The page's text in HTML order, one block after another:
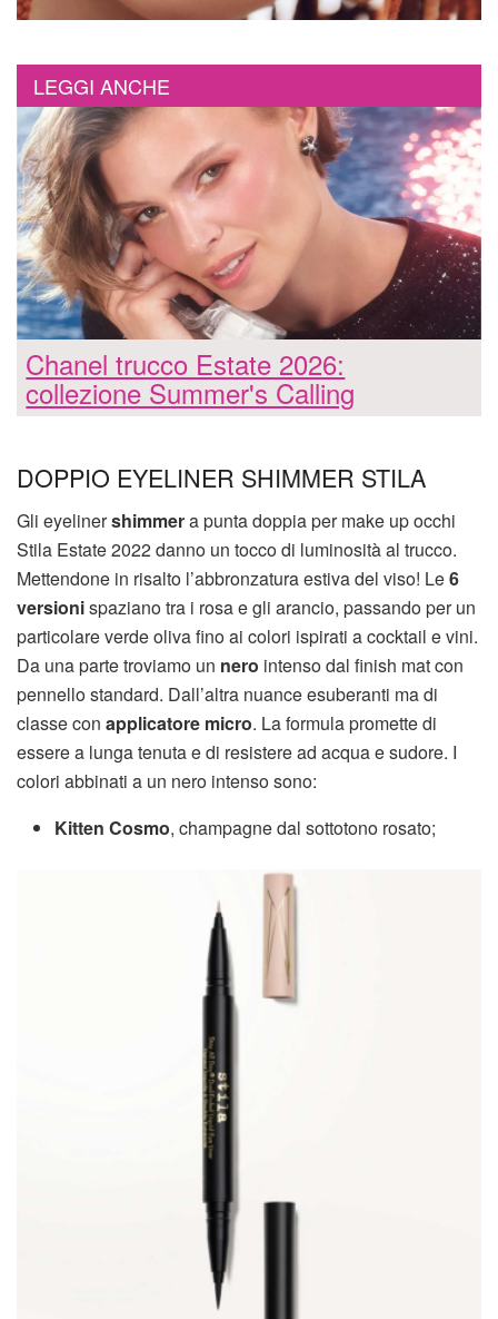
LEGGI ANCHE
Chanel trucco Estate 2026:
collezione Summer's Calling
DOPPIO EYELINER SHIMMER STILA
Gli eyelinershimmera punta doppia per make up occhi
Stila Estate 2022 danno un tocco di luminosità al trucco.
Mettendone in risalto l’abbronzatura estiva del viso! Le6
versionispaziano tra i rosa e gli arancio, passando per un
particolare verde oliva fino ai colori ispirati a cocktail e vini.
Da una parte troviamo un nero intenso dal finish mat con
pennello standard. Dall’altra nuance esuberanti ma di
classe con applicatore micro. La formula promette di
essere a lunga tenuta e di resistere ad acqua e sudore. I
colori abbinati a un nero intenso sono:
Kitten Cosmo, champagne dal sottotono rosato;